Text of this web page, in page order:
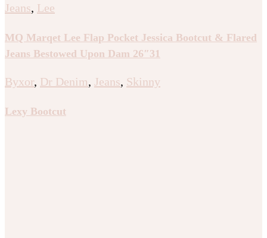
Jeans, Lee
MQ Marqet Lee Flap Pocket Jessica Bootcut & Flared
Jeans Bestowed Upon Dam 26″31
Byxor, Dr Denim, Jeans, Skinny
Lexy Bootcut